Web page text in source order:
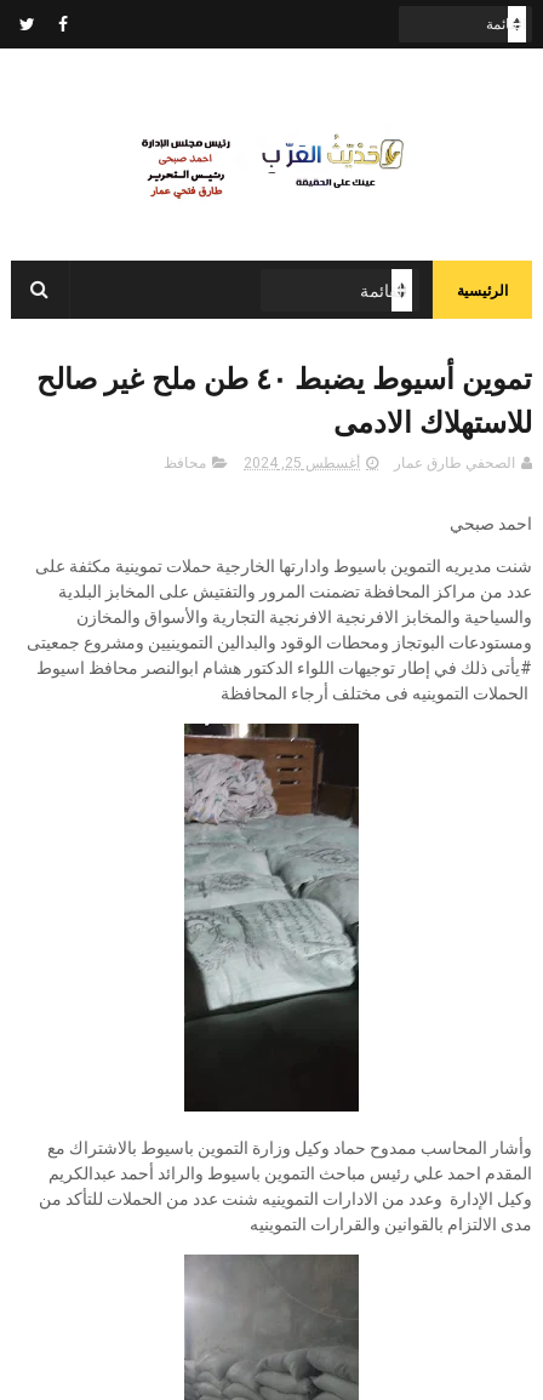
الرئيسية
تموين أسيوط يضبط ٤٠ طن ملح غير صالح
للاستهلاك الادمى
الصحفي طارق عمار أغسطس 25, 2024 محافظ
احمد صبحي
شنت مديريه التموين باسيوط وادارتها الخارجية حملات تموينية مكثفة على
عدد من مراكز المحافظة تضمنت المرور والتفتيش على المخابز البلدية
والسياحية والمخابز الافرنجية الافرنجية التجارية والأسواق والمخازن
ومستودعات البوتجاز ومحطات الوقود والبدالين التموينيين ومشروع جمعيتى
#يأتى ذلك في إطار توجيهات اللواء الدكتور هشام ابوالنصر محافظ اسيوط
الحملات التموينيه فى مختلف أرجاء المحافظة
وأشار المحاسب ممدوح حماد وكيل وزارة التموين باسيوط بالاشتراك مع
المقدم احمد علي رئيس مباحث التموين باسيوط والرائد أحمد عبدالكريم
وكيل الإدارة وعدد من الادارات التموينيه شنت عدد من الحملات للتأكد من
مدى الالتزام بالقوانين والقرارات التموينيه